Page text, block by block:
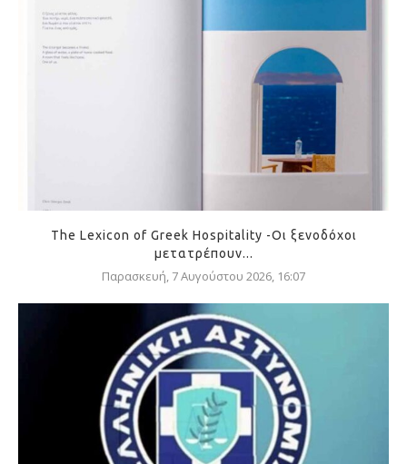
The Lexicon of Greek Hospitality -Οι ξενοδόχοι
μετατρέπουν...
Παρασκευή, 7 Αυγούστου 2026, 16:07